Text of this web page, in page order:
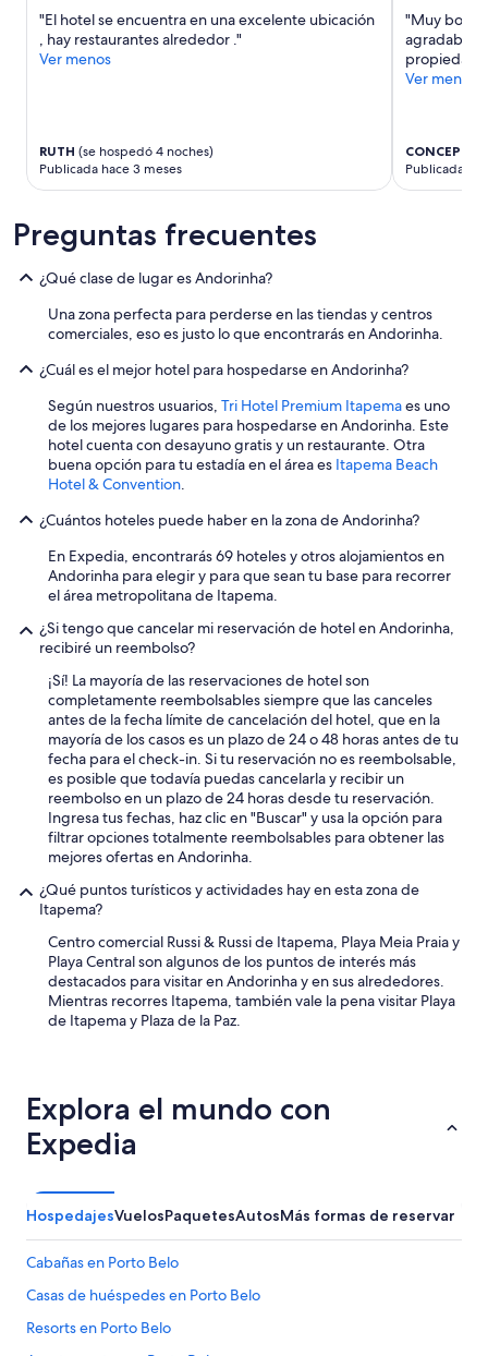
"El hotel se encuentra en una excelente ubicación
, hay restaurantes alrededor ."
Ver menos
RUTH (se hospedó 4 noches)
Publicada hace 3 meses
"Muy bonito
agradable .
propiedad .
Ver menos
Publicada
Preguntas frecuentes
¿Qué clase de lugar es Andorinha?
Una zona perfecta para perderse en las tiendas y centros
comerciales, eso es justo lo que encontrarás en Andorinha.
¿Cuál es el mejor hotel para hospedarse en Andorinha?
Según nuestros usuarios, Tri Hotel Premium Itapemaes uno
de los mejores lugares para hospedarse en Andorinha. Este
hotel cuenta con desayuno gratis y un restaurante. Otra
buena opción para tu estadía en el área es Itapema Beach
Hotel & Convention.
¿Cuántos hoteles puede haber en la zona de Andorinha?
En Expedia, encontrarás 69 hoteles y otros alojamientos en
Andorinha para elegir y para que sean tu base para recorrer
el área metropolitana de Itapema.
¿Si tengo que cancelar mi reservación de hotel en Andorinha,
recibiré un reembolso?
¡Sí! La mayoría de las reservaciones de hotel son
completamente reembolsables siempre que las canceles
antes de la fecha límite de cancelación del hotel, que en la
mayoría de los casos es un plazo de 24 o 48 horas antes de tu
fecha para el check-in. Si tu reservación no es reembolsable,
es posible que todavía puedas cancelarla y recibir un
reembolso en un plazo de 24 horas desde tu reservación.
Ingresa tus fechas, haz clic en "Buscar" y usa la opción para
filtrar opciones totalmente reembolsables para obtener las
mejores ofertas en Andorinha.
¿Qué puntos turísticos y actividades hay en esta zona de
Itapema?
Centro comercial Russi & Russi de Itapema, Playa Meia Praia y
Playa Central son algunos de los puntos de interés más
destacados para visitar en Andorinha y en sus alrededores.
Mientras recorres Itapema, también vale la pena visitar Playa
de Itapema y Plaza de la Paz.
Explora el mundo con
Expedia
HospedajesVuelosPaquetesAutosMás formas de reservar
Cabañas en Porto Belo
Casas de huéspedes en Porto Belo
Resorts en Porto Belo